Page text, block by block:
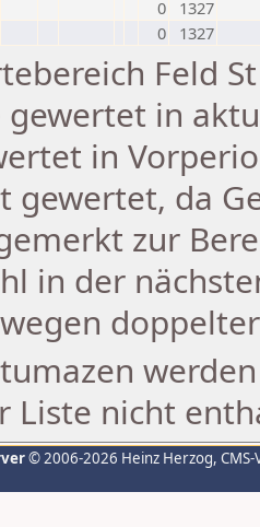
0
1327
0 1327
Feld
gewertet in
in
gewertet, da
zur
in der
Liste nicht
© 2006-2026 Heinz Herzog,